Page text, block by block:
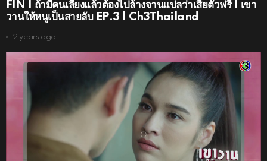
FIN | ถ้ามีคนเลี้ยงแล้วต้องไปล้างจานแปลว่าเสียตัวฟรี | เขา
วานให้หนูเป็นสายลับ EP.3 | Ch3Thailand
2 years ago